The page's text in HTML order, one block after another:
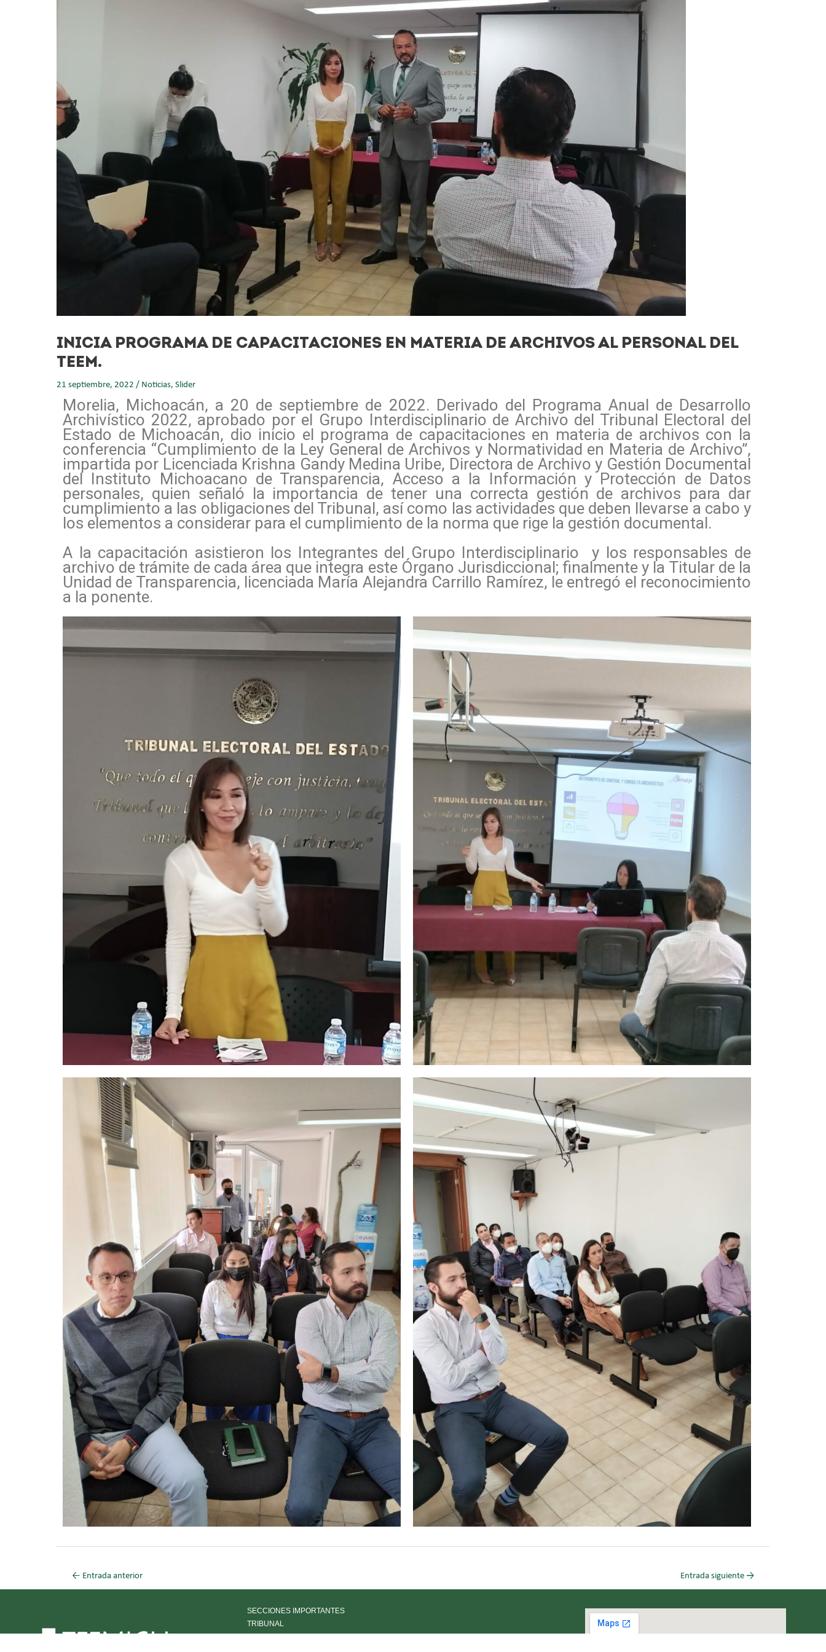
INICIA PROGRAMA DE CAPACITACIONES EN MATERIA DE ARCHIVOS AL PERSONAL DEL
TEEM.
21 septiembre, 2022 / Noticias, Slider
Morelia, Michoacán, a 20 de septiembre de 2022. Derivado del Programa Anual de Desarrollo
Archivístico 2022, aprobado por el Grupo Interdisciplinario de Archivo del Tribunal Electoral del
Estado de Michoacán, dio inicio el programa de capacitaciones en materia de archivos con la
conferencia “Cumplimiento de la Ley General de Archivos y Normatividad en Materia de Archivo”,
impartida por Licenciada Krishna Gandy Medina Uribe, Directora de Archivo y Gestión Documental
del Instituto Michoacano de Transparencia, Acceso a la Información y Protección de Datos
personales, quien señaló la importancia de tener una correcta gestión de archivos para dar
cumplimiento a las obligaciones del Tribunal, así como las actividades que deben llevarse a cabo y
los elementos a considerar para el cumplimiento de la norma que rige la gestión documental.
A la capacitación asistieron los Integrantes del Grupo Interdisciplinario y los responsables de
archivo de trámite de cada área que integra este Órgano Jurisdiccional; finalmente y la Titular de la
Unidad de Transparencia, licenciada María Alejandra Carrillo Ramírez, le entregó el reconocimiento
a la ponente.
← Entrada anterior Entrada siguiente →
SECCIONES IMPORTANTES
TRIBUNAL